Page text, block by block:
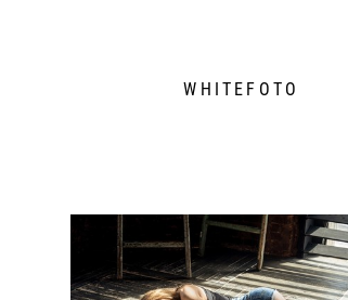
WHITEFOTO